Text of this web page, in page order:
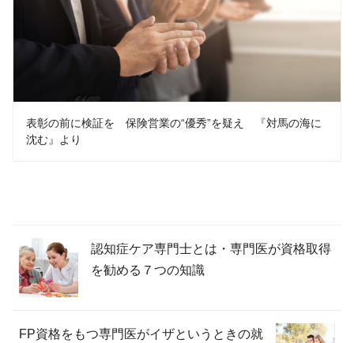
表彰の前に検証を 保険営業の“優秀”を疑え 『対馬の海に
沈む』より
認知症ケア専門士とは・専門医が資格取得
を勧める７つの知識
FP資格をもつ専門医がイザというときの就